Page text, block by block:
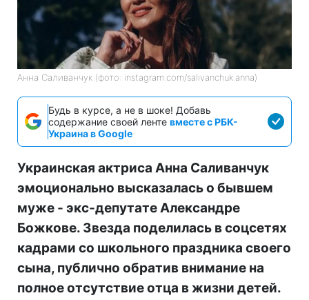
Анна Саливанчук (фото: instagram.com/salivanchuk.anna)
Будь в курсе, а не в шоке! Добавь
содержание своей ленте вместе с РБК-
Украина в Google
Украинская актриса Анна Саливанчук
эмоционально высказалась о бывшем
муже - экс-депутате Александре
Божкове. Звезда поделилась в соцсетях
кадрами со школьного праздника своего
сына, публично обратив внимание на
полное отсутствие отца в жизни детей.